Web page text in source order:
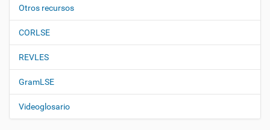
Otros recursos
CORLSE
REVLES
GramLSE
Videoglosario